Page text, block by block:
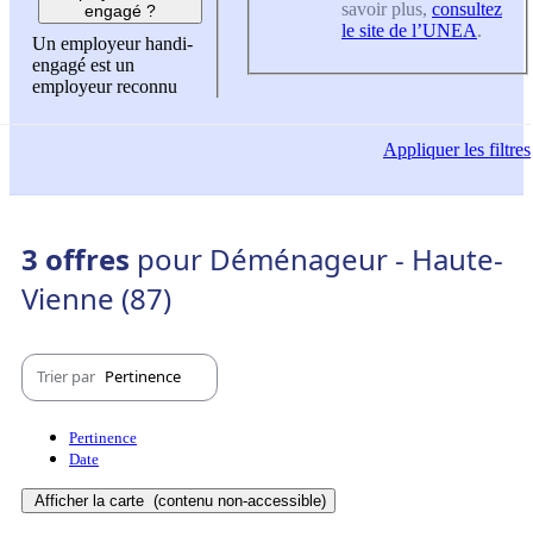
engagé ?
Un employeur handi-
engagé est un
employeur reconnu
savoir plus, consultez
le site de l’UNEA.
Appliquerles filtres
3 offres pour Déménageur - Haute-
Vienne (87)
Trier par Pertinence
Pertinence
Date
Afficher la carte (contenu non-accessible)